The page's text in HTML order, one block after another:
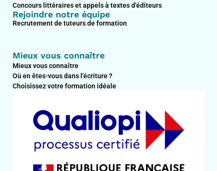
Concours littéraires et appels à textes d'éditeurs
Rejoindre notre équipe
Recrutement de tuteurs de formation
Mieux vous connaître
Mieux vous connaître
Où en êtes-vous dans l'écriture ?
Choisissez votre formation idéale